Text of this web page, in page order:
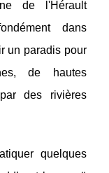
de l'Hérault
dans
un paradis pour
de hautes
des rivières
quelques